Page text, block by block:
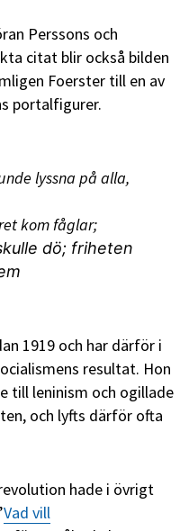
Perssons och
citat blir också bilden
Foerster till en av
portalfigurer.
lyssna på alla,
kom fåglar;
dö; friheten
1919 och har därför i
resultat. Hon
till leninism och ogillade
och lyfts därför ofta
hade i övrigt
Vad vill